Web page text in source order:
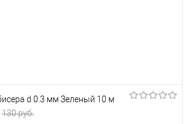
d 0.3 мм Зеленый 10 м
130 руб.